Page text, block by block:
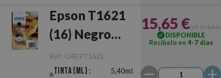
Epson T1621
(16) Negro
Original
Ref.: OREPT1621
Tinta (ml) : 5,40ml
15,65 €IVA incluido
DISPONIBLE
Recíbelo en 4-7 días